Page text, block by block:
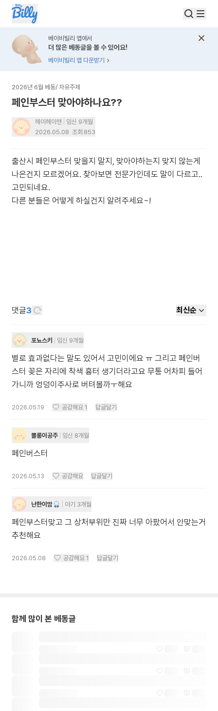
베이비빌리 앱에서
더 많은 베동글을 볼 수 있어요!
베이비빌리 앱 다운받기
2026년 6월 베동/ 자유주제
페인부스터 맞아야하나요??
헤이헤이맨
임신 9개월
2026.05.08 조회 853
출산시 페인부스터 맞을지 말지, 맞아야하는지 맞지 않는게
나은건지 모르겠어요. 찾아보면 전문가인데도 말이 다르고..
고민되네요.
다른 분들은 어떻게 하실건지 알려주세요~!
댓글3 최신순
포뇨스키 임신 9개월
별로 효과없다는 말도 있어서 고민이에요 ㅠ 그리고 페인버
스터 꽂은 자리에 착색 흉터 생기더라고요 무통 어차피 들어
가니까 엉덩이주사로 버텨볼까ㅜ해요
2026.05.19 공감해요 1 답글달기
뽈롱이공주 임신 8개월
페인버스터
2026.05.13 공감해요 답글달기
난한이맘 아기 3개월
페인부스터맞고 그 상처부위만 진짜 너무 아팠어서 안맞는거
추천해요
2026.05.08 공감해요 1 답글달기
함께 많이 본 베동글